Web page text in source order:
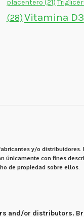
placentero (21)
(28) Vitamina D3
y/o
únicamente con fines
de propiedad sobre ellos.
and/or distributors.